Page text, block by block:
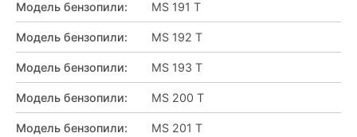
Модель бензопили: MS 191 T
Модель бензопили: MS 192 T
Модель бензопили: MS 193 T
Модель бензопили: MS 200 T
Модель бензопили: MS 201 T